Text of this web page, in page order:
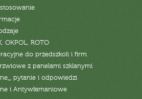
OKPOL, ROTO
do przedszkoli i firm
z panelami szklanymi
pytanie i odpowiedzi
i Antywłamaniowe